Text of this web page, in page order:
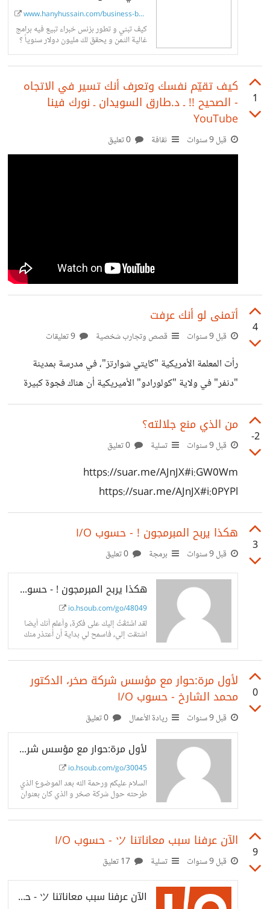
www.hanyhussain.com/business-books-r...
كيف تبني و تطور بزنس خبراء تبيع فيه برامج
غالية الثمن و يحقق لك مليون دولار سنوياً ؟
1
‫كيف تقيّم نفسك وتعرف أنك تسير في الاتجاه
الصحيح !! ـ د.طارق السويدان ـ نورك فينا‬‎ -
YouTube
قبل 9 سنوات ثقافة
4
أتمنى لو أنك عرفت
قبل 9 سنوات قصص وتجارب شخصية
رأت المعلمة الأمريكية "كايتي شوارتز"، في مدرسة بمدينة
"دنفر" في ولاية "كولورادو" الأميريكية أن هناك فجوة كبيرة
بينها وبين طلابها الصغار وأن هذه الفجوة تزداد تدريجيا مما
جعلها تبحث عن حلٍّ يقربها منهم. فأعدت مشروعا صغيرا
بعنوان"أتمنى لو عرفت معلمتي ". يرتكز هذا المشروع على
فصُدمت المعلمة بالإجابات التي تلقتها. أحد الأطفال يقول :
"أتمنى لوعرفت معلمتي أنني لا أملك أصدقاء ألعب معهم". وآخر
يقول : "أتمنى لو
-2
من الذي منع جلالته؟
قبل 9 سنوات تسلية
https://suar.me/AJnJX#i:GW0Wm
https://suar.me/AJnJX#i:0PYPl
3
هكذا يربح المبرمجون ! - حسوب I/O
قبل 9 سنوات برمجة
هكذا يربح المبرمجون ! - حسوب I/O
io.hsoub.com/go/48049
لقد اشْتَقْتُ إليك على فكرة، وأعلم أنك أيضا
اشتقت إلي، فاسمح لي بداية أن أعتذر منك
0
لأول مرة:حوار مع مؤسس شركة صخر، الدكتور
محمد الشارخ - حسوب I/O
قبل 9 سنوات ريادة الأعمال
لأول مرة:حوار مع مؤسس شركة صخر، الدكتور محمد الشارخ - حسوب I/O
io.hsoub.com/go/30045
السلام عليكم ورحمة الله بعد الموضوع الذي
طرحته حول شركة صخر و الذي كان بعنوان
شركة
9
الآن عرفنا سبب معاناتنا ツ - حسوب I/O
قبل 9 سنوات تسلية
الآن عرفنا سبب معاناتنا ツ - حسوب I/O